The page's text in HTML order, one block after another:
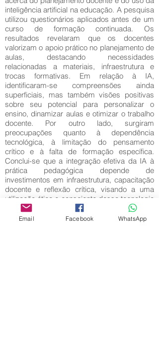
inteligência artificial na educação. A pesquisa
utilizou questionários aplicados antes de um
curso de formação continuada. Os
resultados revelaram que os docentes
valorizam o apoio prático no planejamento de
aulas, destacando necessidades
relacionadas a materiais, infraestrutura e
trocas formativas. Em relação à IA,
identificaram-se compreensões ainda
superficiais, mas também visões positivas
sobre seu potencial para personalizar o
ensino, dinamizar aulas e otimizar o trabalho
docente. Por outro lado, surgiram
preocupações quanto à dependência
tecnológica, à limitação do pensamento
crítico e à falta de formação específica.
Conclui-se que a integração efetiva da IA à
prática pedagógica depende de
investimentos em infraestrutura, capacitação
docente e reflexão crítica, visando a uma
utilização ética e consciente dessa tecnologia
no contexto escolar.
Palavras-Chave:
Email Facebook WhatsApp